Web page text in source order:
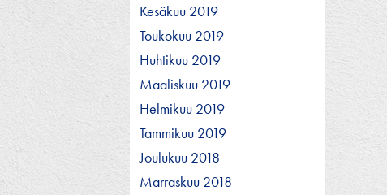
Kesäkuu 2019
Toukokuu 2019
Huhtikuu 2019
Maaliskuu 2019
Helmikuu 2019
Tammikuu 2019
Joulukuu 2018
Marraskuu 2018